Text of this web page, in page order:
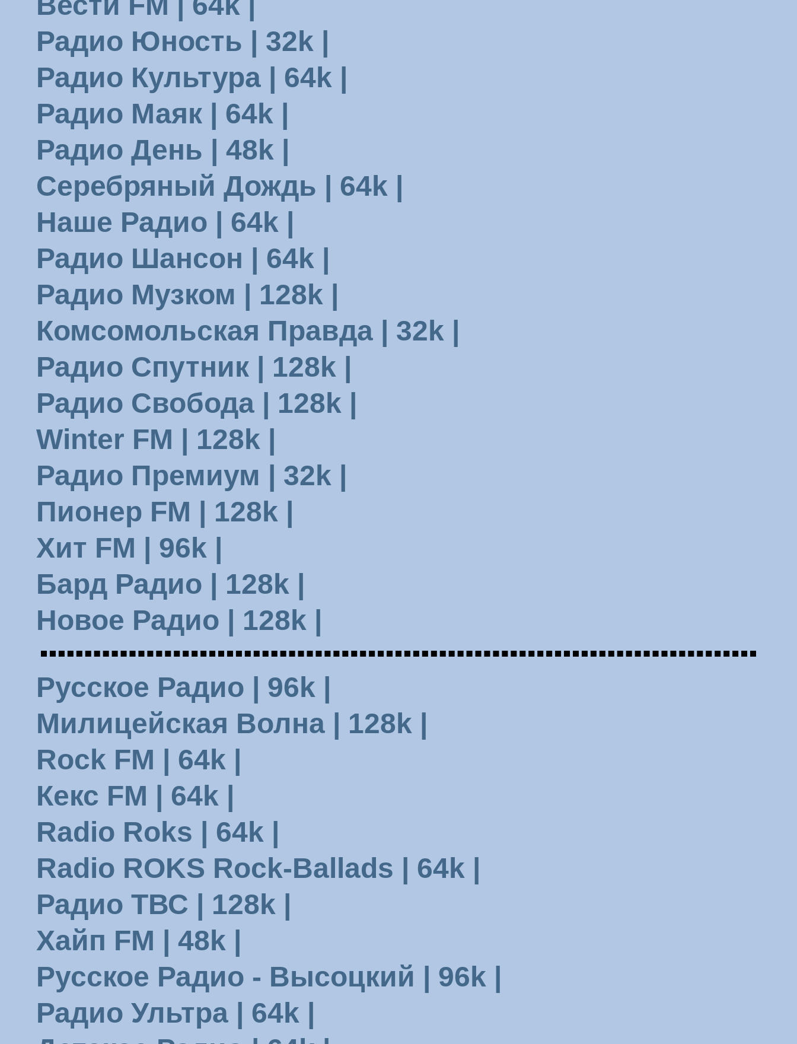
Радио Юность | 32k |
Радио Культура | 64k |
Радио Маяк | 64k |
Радио День | 48k |
Серебряный Дождь | 64k |
Наше Радио | 64k |
Радио Шансон | 64k |
Радио Музком | 128k |
Комсомольская Правда | 32k |
Радио Спутник | 128k |
Радио Свобода | 128k |
Winter FM | 128k |
Радио Премиум | 32k |
Пионер FM | 128k |
Хит FM | 96k |
Бард Радио | 128k |
Новое Радио | 128k |
Русское Радио | 96k |
Милицейская Волна | 128k |
Rock FM | 64k |
Кекс FM | 64k |
Radio Roks | 64k |
Radio ROKS Rock-Ballads | 64k |
Радио ТВС | 128k |
Хайп FM | 48k |
Русское Радио - Высоцкий | 96k |
Радио Ультра | 64k |